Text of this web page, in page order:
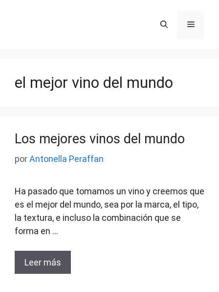
Menú
el mejor vino del mundo
Los mejores vinos del mundo
porAntonella Peraffan
Ha pasado que tomamos un vino y creemos que
es el mejor del mundo, sea por la marca, el tipo,
la textura, e incluso la combinación que se
forma en …
Leer más